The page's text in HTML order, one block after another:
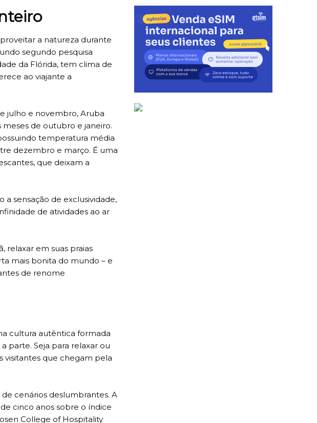
a natureza durante
segundo pesquisa
da Flórida, tem clima de
ao viajante a
julho e novembro, Aruba
de outubro e janeiro.
temperatura média
dezembro e março. É uma
que deixam a
a sensação de exclusividade,
de atividades ao ar
relaxar em suas praias
mais bonita do mundo – e
de renome
cultura autêntica formada
parte. Seja para relaxar ou
visitantes que chegam pela
cenários deslumbrantes. A
cinco anos sobre o índice
College of Hospitality